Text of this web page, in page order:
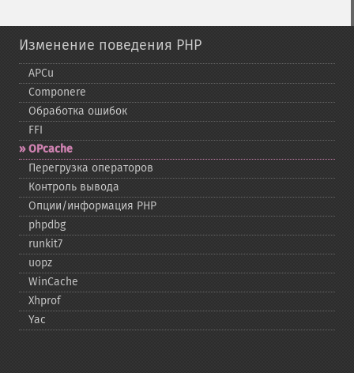
Изменение поведения PHP
APCu
Componere
Обработка ошибок
FFI
OPcache
Перегрузка операторов
Контроль вывода
Опции/информация PHP
phpdbg
runkit7
uopz
WinCache
Xhprof
Yac